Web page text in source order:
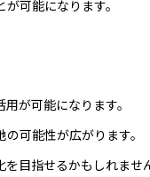
可能になります。
が可能になります。
可能性が広がります。
目指せるかもしれませ